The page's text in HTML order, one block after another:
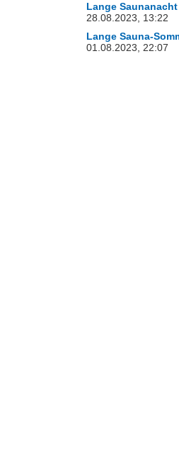
Lange
28.08.2023, 13:22
Lange Sauna-
01.08.2023, 22:07